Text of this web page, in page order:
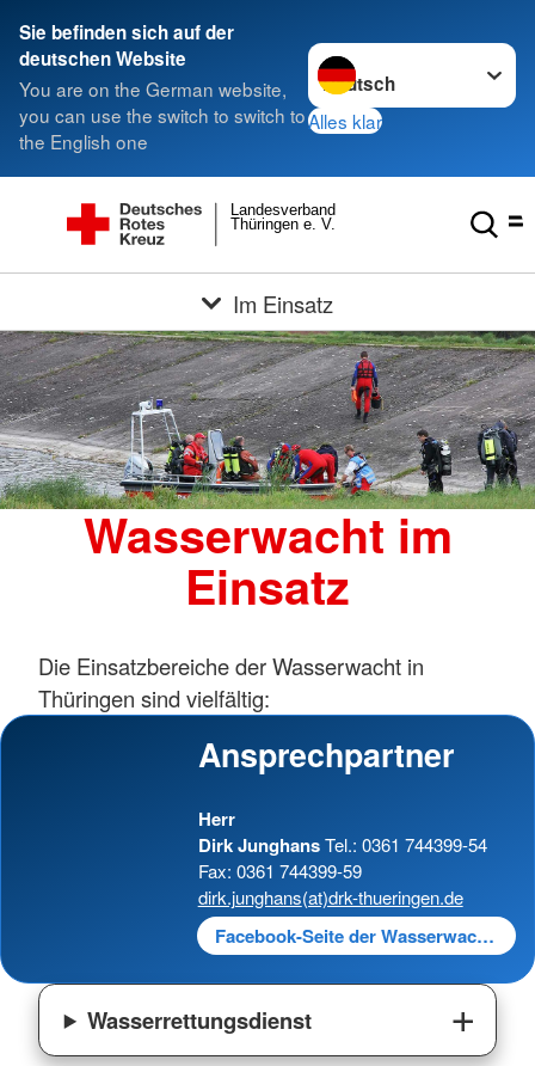
Sie befinden sich auf der
deutschen Website
You are on the German website,
you can use the switch to switch to
the English one
Sprache wechseln zu
Alles klar
Thüringen e. V.
Landesverband
Im Einsatz
Wasserwacht im
Einsatz
Die Einsatzbereiche der Wasserwacht in
Thüringen sind vielfältig:
Ansprechpartner
Herr
Dirk JunghansTel.: 0361 744399-54
Fax: 0361 744399-59
dirk.junghans(at)drk-thueringen.de
Facebook-Seite der Wasserwacht Thüringen
Wasserrettungsdienst